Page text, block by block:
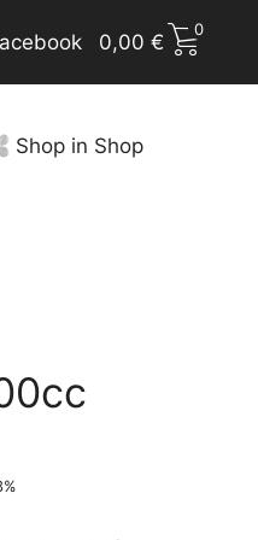
0,00 €
0
Shop in Shop